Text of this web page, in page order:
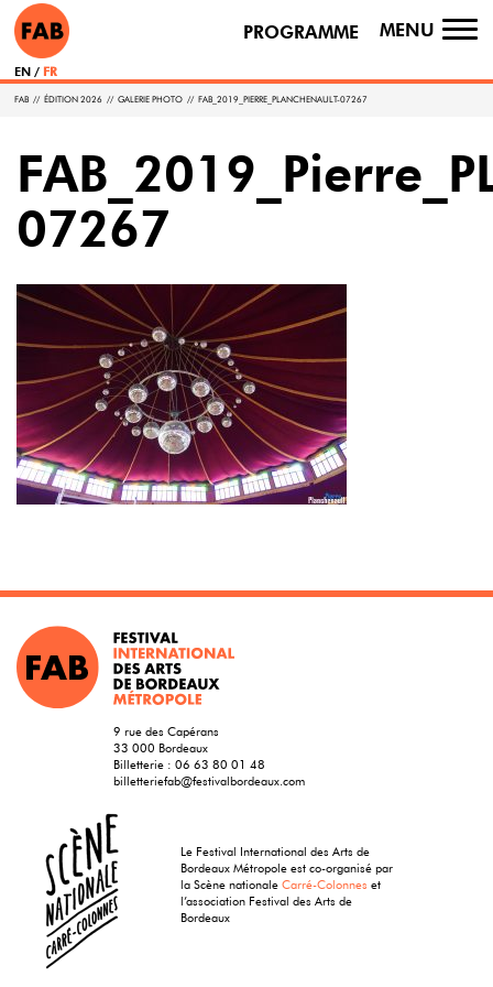
PROGRAMME MENU
EN FR
FAB // ÉDITION 2026 // GALERIE PHOTO // FAB_2019_PIERRE_PLANCHENAULT-07267
07267
9 rue des Capérans
33 000 Bordeaux
Billetterie : 06 63 80 01 48
billetteriefab@festivalbordeaux.com
Le Festival International des Arts de
Bordeaux Métropole est co-organisé par
la Scène nationaleCarré-Colonnes et
l’association Festival des Arts de
Bordeaux